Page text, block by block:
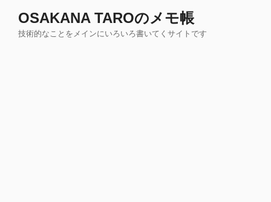
OSAKANA TAROのメモ帳
技術的なことをメインにいろいろ書いてくサイトです